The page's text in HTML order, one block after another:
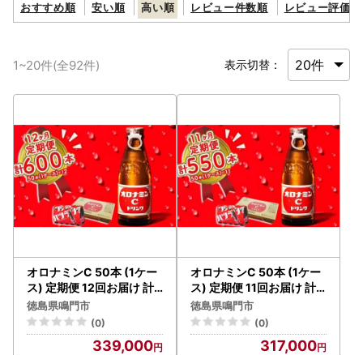
おすすめ順 安い順 高い順 レビュー件数順 レビュー評価順
1~20件(全92件) 表示切替：
オロナミンC 50本 (1ケー
ス) 定期便 12回お届け 計6
00本 【大塚グループ発
祥の地】オロナミンC 炭
酸飲料
徳島県鳴門市
(0)
339,000
オロナミンC 50本 (1ケー
ス) 定期便 11回お届け 計5
50本 【大塚グループ発
祥の地】オロナミンC 炭
酸飲料
徳島県鳴門市
(0)
317,000